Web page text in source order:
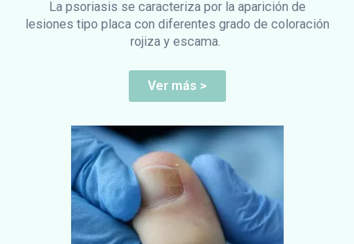
La psoriasis se caracteriza por la aparición de
lesiones tipo placa con diferentes grado de coloración
rojiza y escama.
Ver más >